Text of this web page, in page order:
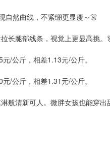
自然曲线，不紧绷更显瘦～👗
长腿部线条，视觉上更显高挑。
/公斤，相差1.13元/公斤。
/公斤，相差1.31元/公斤。
般清新可人。微胖女孩也能穿出